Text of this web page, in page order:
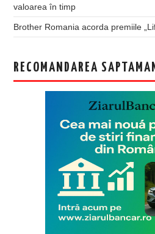
valoarea în timp
Brother Romania acorda premiile
RECOMANDAREA